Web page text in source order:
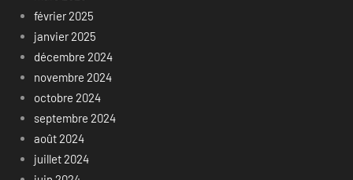
février 2025
janvier 2025
décembre 2024
novembre 2024
octobre 2024
septembre 2024
août 2024
juillet 2024